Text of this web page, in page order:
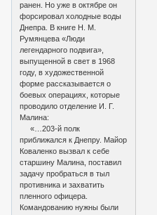
ранен. Но уже в октябре он
форсировал холодные воды
Днепра. В книге Н. М.
Румянцева «Люди
легендарного подвига»,
выпущенной в свет в 1968
году, в художественной
форме рассказывается о
боевых операциях, которые
проводило отделение И. Г.
Малина:
«…203-й полк
приближался к Днепру. Майор
Коваленко вызвал к себе
старшину Малина, поставил
задачу пробраться в тыл
противника и захватить
пленного офицера.
Командованию нужны были